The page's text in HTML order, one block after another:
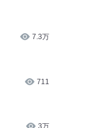
7.3万
711